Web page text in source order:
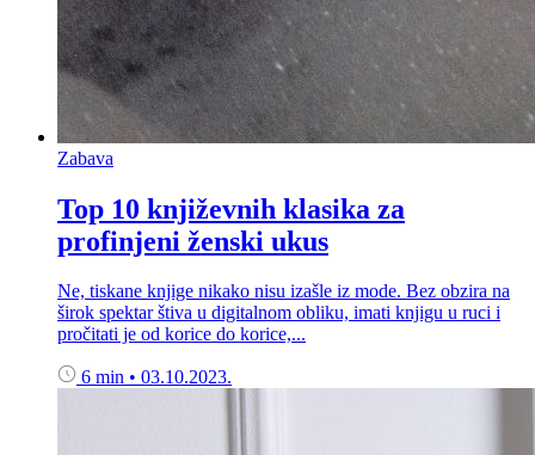
Zabava
Top 10 književnih klasika za
profinjeni ženski ukus
Ne, tiskane knjige nikako nisu izašle iz mode. Bez obzira na
širok spektar štiva u digitalnom obliku, imati knjigu u ruci i
pročitati je od korice do korice,...
6 min • 03.10.2023.